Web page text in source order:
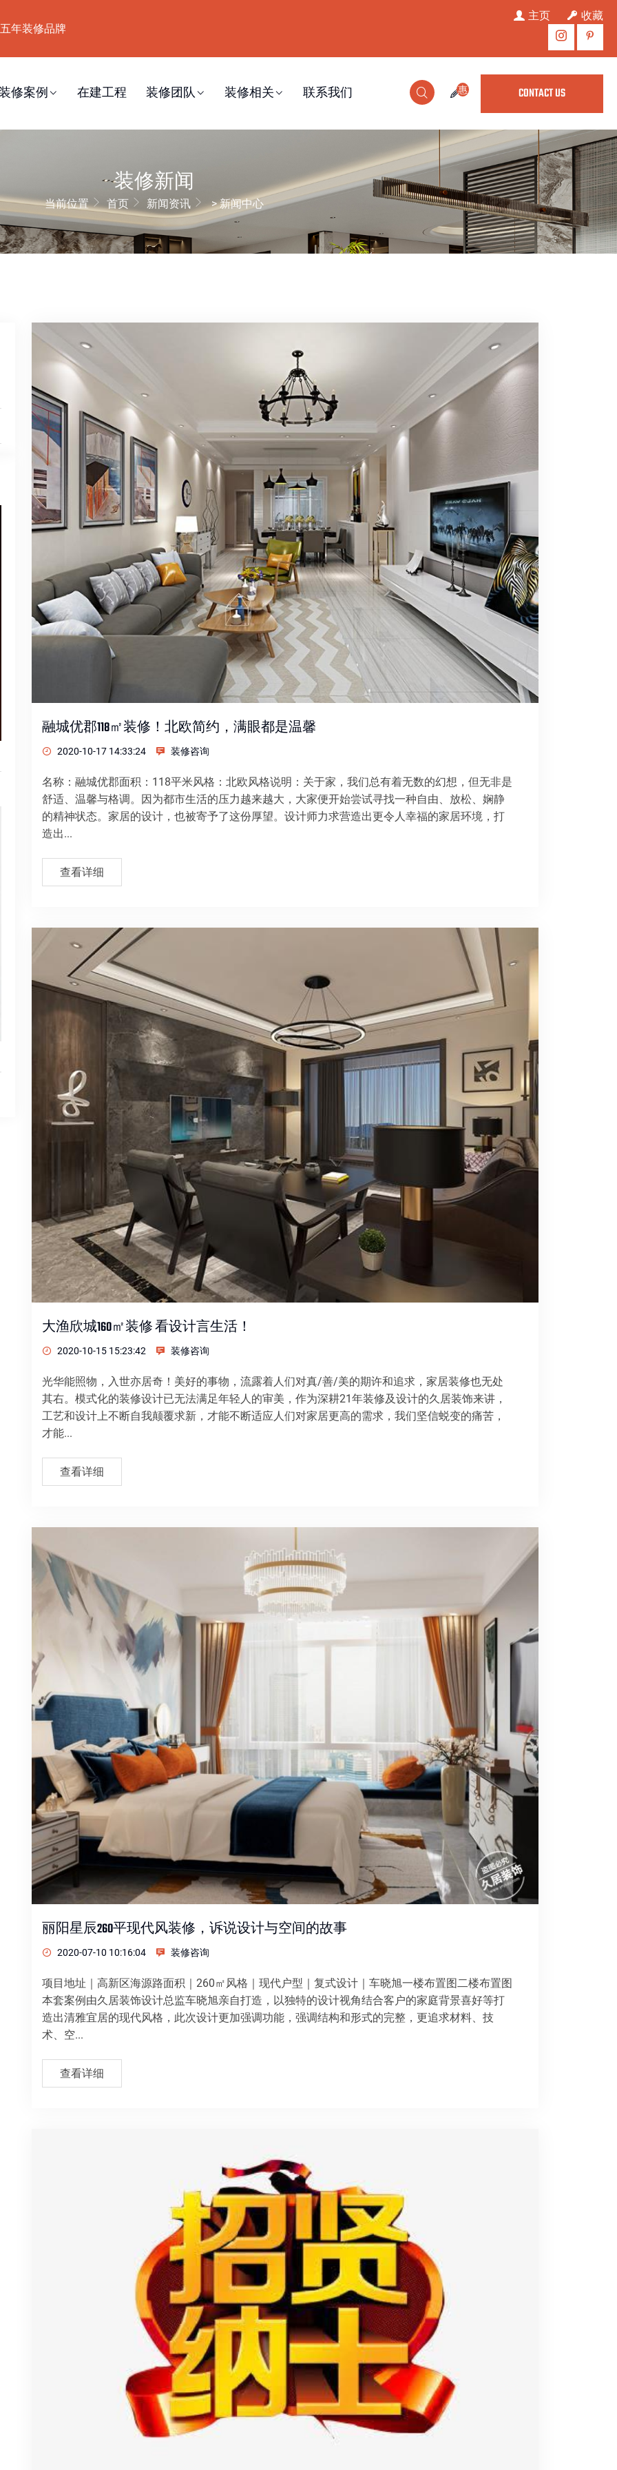
年装修品牌
主页 收藏
修案例 在建工程 装修团队 装修相关 联系我们 惠 CONTACT US
装修新闻
当前位置 首页 新闻资讯 > 新闻中心
融城优郡118㎡装修！北欧简约，满眼都是温馨
2020-10-17 14:33:24 装修咨询
名称：融城优郡面积：118平米风格：北欧风格说明：关于家，我们总有着无数的幻想，但无非是
舒适、温馨与格调。因为都市生活的压力越来越大，大家便开始尝试寻找一种自由、放松、娴静
的精神状态。家居的设计，也被寄予了这份厚望。设计师力求营造出更令人幸福的家居环境，打
造出...
查看详细
大渔欣城160㎡装修 看设计言生活！
2020-10-15 15:23:42 装修咨询
光华能照物，入世亦居奇！美好的事物，流露着人们对真/善/美的期许和追求，家居装修也无处
其右。模式化的装修设计已无法满足年轻人的审美，作为深耕21年装修及设计的久居装饰来讲，
工艺和设计上不断自我颠覆求新，才能不断适应人们对家居更高的需求，我们坚信蜕变的痛苦，
才能...
查看详细
丽阳星辰260平现代风装修，诉说设计与空间的故事
2020-07-10 10:16:04 装修咨询
项目地址｜高新区海源路面积｜260㎡风格｜现代户型｜复式设计｜车晓旭一楼布置图二楼布置图
本套案例由久居装饰设计总监车晓旭亲自打造，以独特的设计视角结合客户的家庭背景喜好等打
造出清雅宜居的现代风格，此次设计更加强调功能，强调结构和形式的完整，更追求材料、技
术、空...
查看详细